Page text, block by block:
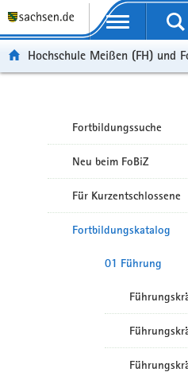
Portalübergreifende Navigation
Hochschule Meißen (FH) und
Fortbildungssuche
Neu beim FoBiZ
Für Kurzentschlossene
Fortbildungskatalog
01 Führung